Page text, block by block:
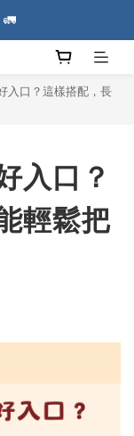
🚛
🚛
🚛
入口？這樣搭配，長
入口？
輕鬆把